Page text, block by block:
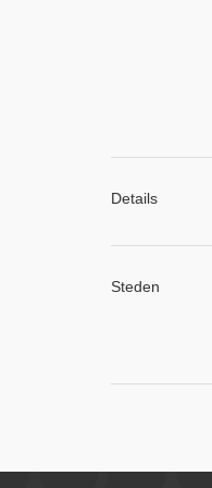
Details
Steden